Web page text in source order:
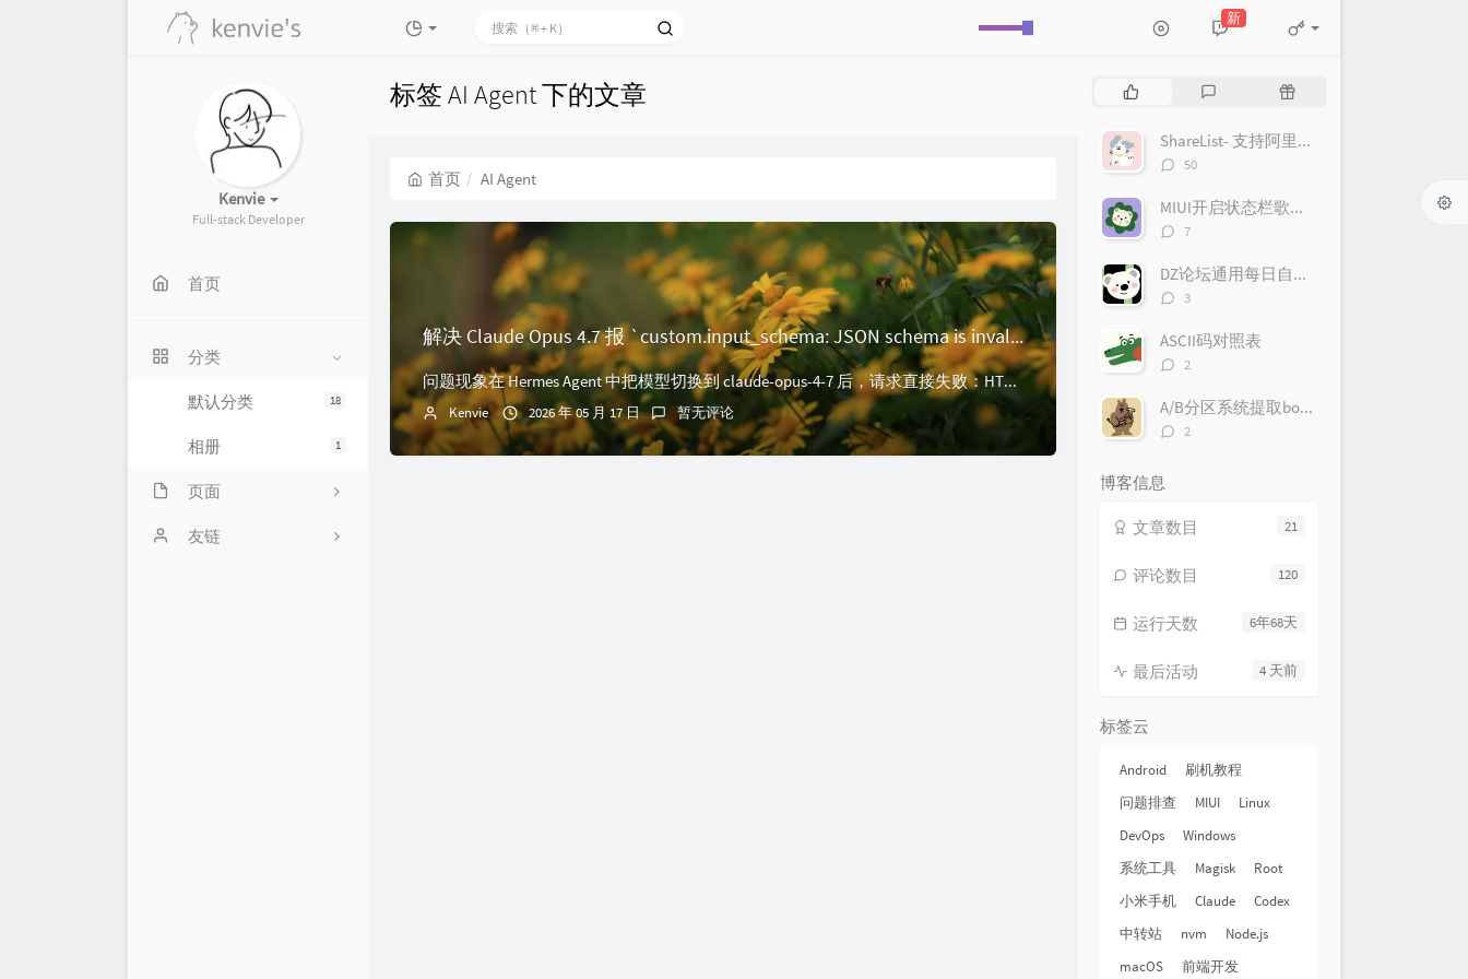
新
Kenvie
Full-stack Developer
首页
分类
18
默认分类
1
相册
页面
GitHub
友链
标签 AI Agent 下的文章
首页 AI Agent
解决 Claude Opus 4.7 报 `custom.input_schema: JSON schema is invalid` 的排查记录
问题现象在 Hermes Agent 中把模型切换到 claude-opus-4-7 后，请求直接失败：HTTP 400: custom.input_sc...
Kenvie 2026 年 05 月 17 日 暂无评论
文
评
随
文ShareList- 支持阿里云盘/天翼云盘等多网盘同时挂载
评
数：
50
MIUI开启状态栏歌词(需要root/magisk)
评
数：
7
DZ论坛通用每日自动签到云函数
评
数：
3
ASCII码对照表
评
数：
2
A/B分区系统提取boot文件（payload.bin解包boot.img）
评
2
博客信息
21
文章数目
120
评论数目
6年68天
运行天数
4 天前
最后活动
标签云
Android
刷机教程
问题排查
MIUI
Linux
DevOps
Windows
系统工具
Magisk
Root
小米手机
Claude
Codex
中转站
nvm
Node.js
macOS
前端开发